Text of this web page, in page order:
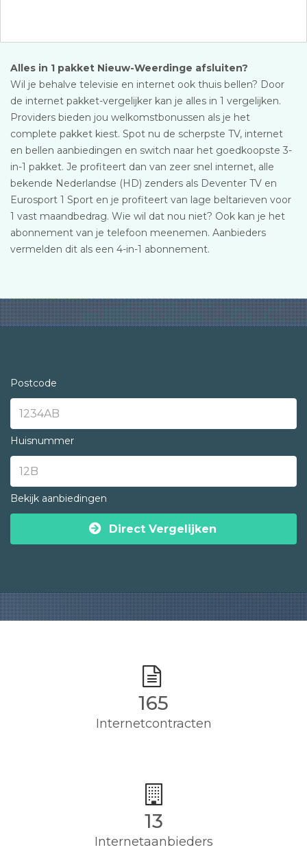
Alles in 1 pakket Nieuw-Weerdinge afsluiten?
Wil je behalve televisie en internet ook thuis bellen? Door
de internet pakket-vergelijker kan je alles in 1 vergelijken.
Providers bieden jou welkomstbonussen als je het
complete pakket kiest. Spot nu de scherpste TV, internet
en bellen aanbiedingen en switch naar het goedkoopste 3-
in-1 pakket. Je profiteert dan van zeer snel internet, alle
bekende Nederlandse (HD) zenders als Deventer TV en
Eurosport 1 Sport en je profiteert van lage beltarieven voor
1 vast maandbedrag. Wie wil dat nou niet? Ook kan je het
abonnement van je telefoon meenemen. Aanbieders
vermelden dit als een 4-in-1 abonnement.
Postcode
Huisnummer
Bekijk aanbiedingen
Direct Vergelijken
165
Internetcontracten
13
Internetaanbieders